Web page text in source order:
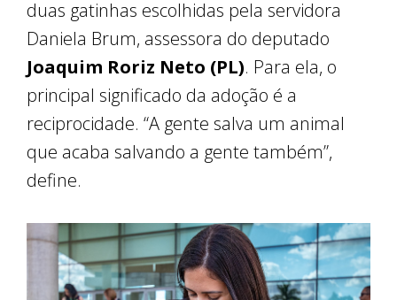
duas gatinhas escolhidas pela servidora
Daniela Brum, assessora do deputado
Joaquim Roriz Neto (PL). Para ela, o
principal significado da adoção é a
reciprocidade. “A gente salva um animal
que acaba salvando a gente também”,
define.